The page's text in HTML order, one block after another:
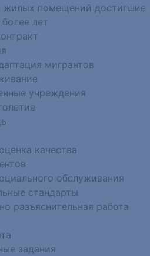
жилых помещений достигшие
лет
мигрантов
учреждения
качества
обслуживания
стандарты
разъяснительная работа
задания